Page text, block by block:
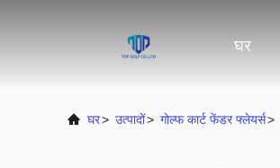
घर
घर> उत्पादों> गोल्फ कार्ट फेंडर फ्लेयर्स>